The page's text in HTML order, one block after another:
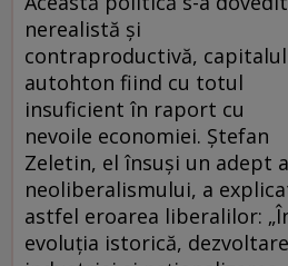
nerealistă şi
contraproductivă, capitalul
autohton fiind cu totul
insuficient în raport cu
nevoile economiei. Ştefan
Zeletin, el însuşi un adept
neoliberalismului, a
astfel eroarea liberalilor:
evoluţia istorică,